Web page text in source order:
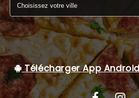
C.G.V
Télécharger App Android